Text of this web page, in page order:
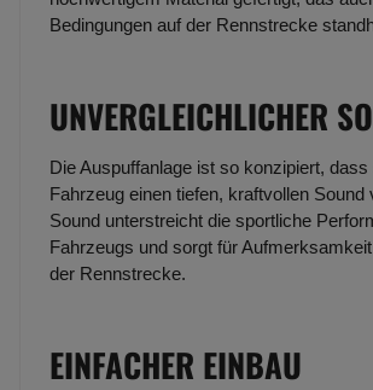
Bedingungen auf der Rennstrecke
UNVERGLEICHLICHER
Die Auspuffanlage ist so konzipiert, dass
Fahrzeug einen tiefen, kraftvollen Sound
Sound unterstreicht die sportliche
Fahrzeugs und sorgt für
der Rennstrecke.
EINFACHER EINBAU